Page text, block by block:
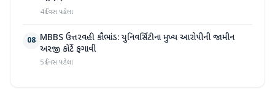
4 દિવસ પહેલા
08 MBBS ઉત્તરવહી કૌભાંડ: યુનિવર્સિટીના મુખ્ય આરોપીની જામીન
અરજી કોર્ટે ફગાવી
5 દિવસ પહેલા